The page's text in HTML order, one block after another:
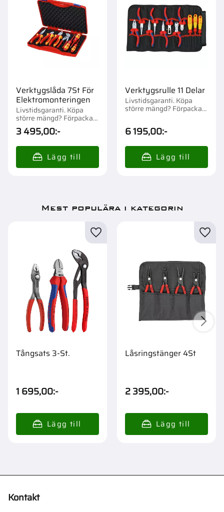
Verktygslåda 7St För
Elektromonteringen
Livstidsgaranti. Köpa
större mängd? Förpackad
om 1 st.
3 495,00:-
Verktygsrulle 11 Delar
Livstidsgaranti. Köpa
större mängd? Förpackad
6 195,00:-
Mest populära i kategorin
Tångsats 3-St.
1 695,00:-
Låsringstänger 4St
2 395,00:-
Kontakt